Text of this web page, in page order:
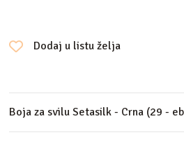
Dodaj u listu želja
Boja za svilu Setasilk - Crna (29 -